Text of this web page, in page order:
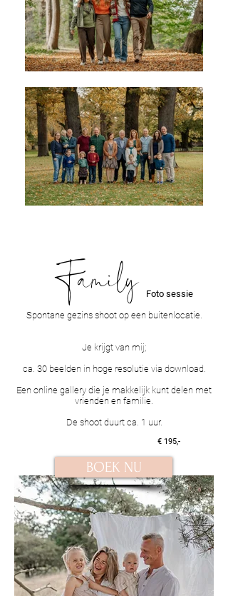
Family
Foto sessie
Spontane gezins shoot op een buitenlocatie.
Je krijgt van mij;
ca. 30 beelden in hoge resolutie via download.
Een online gallery die je makkelijk kunt delen met
vrienden en familie.
De shoot duurt ca. 1 uur.
€ 195,-
BOEK NU